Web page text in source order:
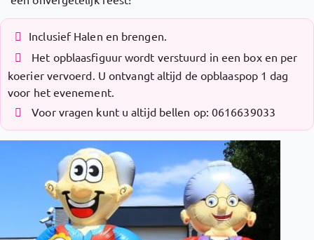
Inclusief Halen en brengen.
Het opblaasfiguur wordt verstuurd in een box en per
koerier vervoerd. U ontvangt altijd de opblaaspop 1 dag
voor het evenement.
Voor vragen kunt u altijd bellen op: 0616639033